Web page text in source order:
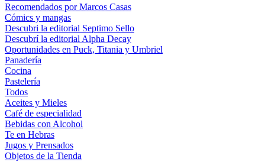
Recomendados por Marcos Casas
Cómics y mangas
Descubri la editorial Septimo Sello
Descubrí la editorial Alpha Decay
Oportunidades en Puck, Titania y Umbriel
Panadería
Cocina
Pastelería
Todos
Aceites y Mieles
Café de especialidad
Bebidas con Alcohol
Te en Hebras
Jugos y Prensados
Objetos de la Tienda